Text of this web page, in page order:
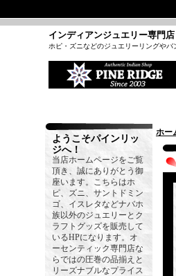
インディアンジュエリー専門店
ホピ・ズニなどのジュエリーリングやバ
ようこそパインリッ
ジへ！
当店ホームページをご覧
頂き、誠にありがとう御
座います。こちらはホ
ピ、ズニ、サントドミン
ゴ、イスレタなどナバホ
族以外のジュエリーとク
ラフトグッズを販売して
いるHPになります。オ
ーセンティック専門店な
らではの圧巻の品揃えと
リーズナブルなプライス
ホー